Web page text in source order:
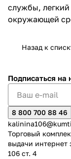
службы, легкий
окружающей
Назад к
Подписаться на
8 800 700 88 46
Торговый
выдачи интернет
106 ст. 4